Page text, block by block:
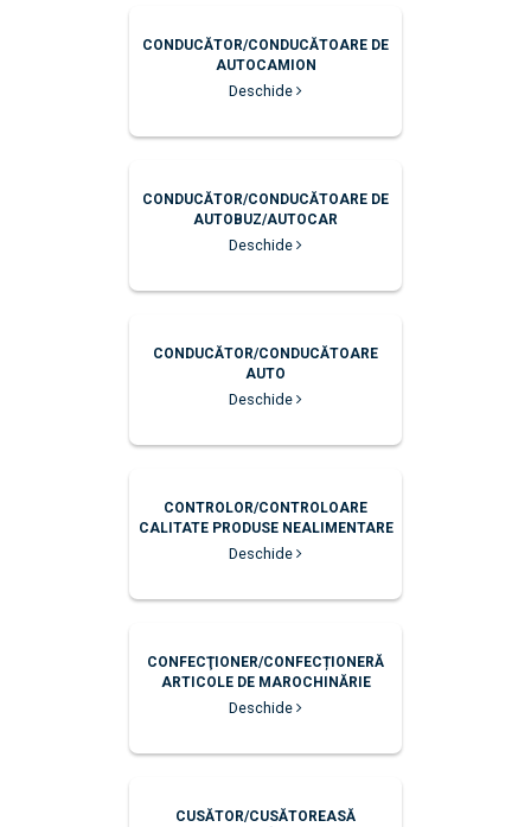
CONDUCĂTOR/CONDUCĂTOARE DE
AUTOCAMION
Deschide
CONDUCĂTOR/CONDUCĂTOARE DE
AUTOBUZ/AUTOCAR
Deschide
CONDUCĂTOR/CONDUCĂTOARE
AUTO
Deschide
CONTROLOR/CONTROLOARE
CALITATE PRODUSE NEALIMENTARE
Deschide
CONFECŢIONER/CONFECȚIONERĂ
ARTICOLE DE MAROCHINĂRIE
Deschide
CUSĂTOR/CUSĂTOREASĂ